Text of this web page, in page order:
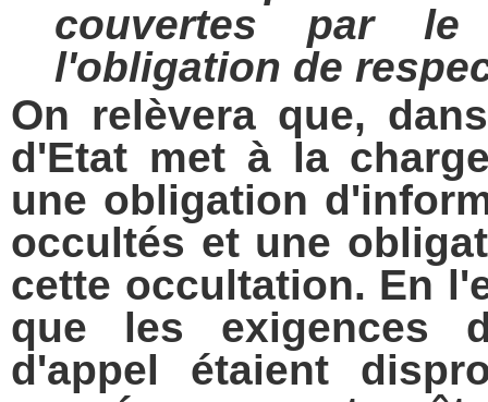
couvertes par le
l'obligation de
On relèvera que,
d'Etat met à la
une obligation
occultés et une
cette occultation. En
que les exigences
d'appel étaient